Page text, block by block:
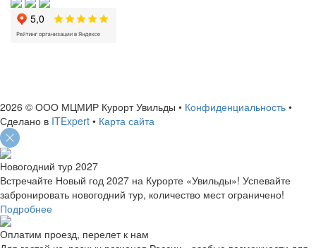
2026 © ООО МЦМИР Курорт Увильды • Конфиденциальность •
Сделано в ITExpert • Карта сайта
Новогодний тур 2027
Встречайте Новый год 2027 на Курорте «Увильды»! Успевайте
забронировать новогодний тур, количество мест ограничено!
Подробнее
Оплатим проезд, перелет к нам